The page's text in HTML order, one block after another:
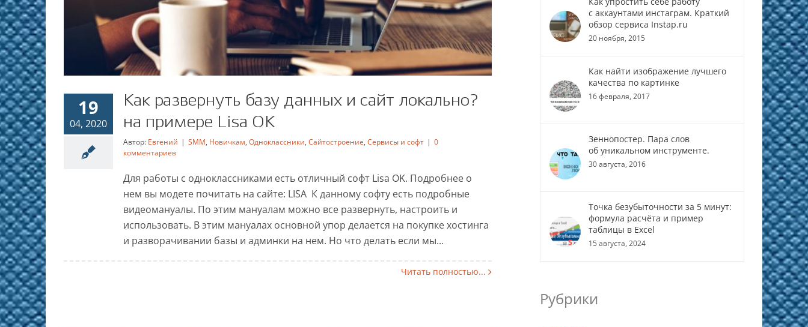
Как развернуть базу данных и сайт локально?
на примере Lisa OK
SMM Новичкам Одноклассники Сайтостроение Сервисы и софт
19
04, 2020
Как развернуть базу данных и сайт локально?
на примере Lisa OK
Автор: Евгений | SMM, Новичкам, Одноклассники, Сайтостроение, Сервисы и софт | 0
комментариев
Для работы с одноклассниками есть отличный софт Lisa OK. Подробнее о
нем вы модете почитать на сайте: LISA К данному софту есть подробные
видеомануалы. По этим мануалам можно все развернуть, настроить и
использовать. В этим мануалах основной упор делается на покупке хостинга
и разворачивании базы и админки на нем. Но что делать если мы...
Читать полностью...
с аккаунтами инстаграм. Краткий
обзор сервиса Instap.ru
20 ноября, 2015
Как найти изображение лучшего
качества по картинке
16 февраля, 2017
Зеннопостер. Пара слов
об уникальном инструменте.
30 августа, 2016
Точка безубыточности за 5 минут:
формула расчёта и пример
таблицы в Excel
15 августа, 2024
Рубрики